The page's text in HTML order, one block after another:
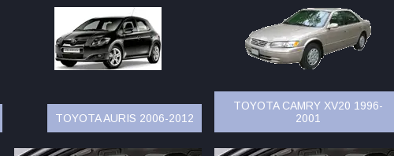
TOYOTA AURIS 2006-2012
TOYOTA CAMRY XV20 1996-
2001